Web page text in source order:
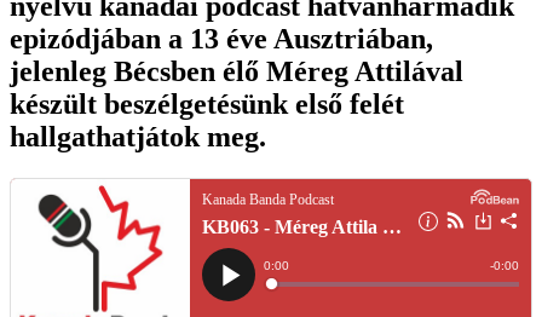
epizódjában a 13 éve Ausztriában,
jelenleg Bécsben élő Méreg Attilával
készült beszélgetésünk első felét
hallgathatjátok meg.